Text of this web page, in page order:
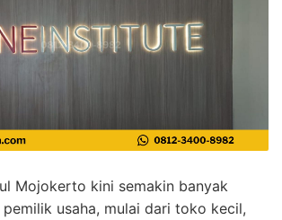
Mojokerto kini semakin banyak
usaha, mulai dari toko kecil,